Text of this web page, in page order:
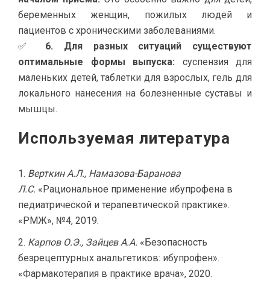
беременных женщин, пожилых людей и
пациентов с хроническими заболеваниями.
✅ 6. Для разных ситуаций существуют
оптимальные формы выпуска: суспензия для
маленьких детей, таблетки для взрослых, гель для
локального нанесения на болезненные суставы и
мышцы.
Используемая литература
Верткин А.Л., Намазова-Баранова
Л.С. «Рациональное применение ибупрофена в
педиатрической и терапевтической практике».
«РМЖ», №4, 2019.
Карпов О.Э., Зайцев А.А. «Безопасность
безрецептурных анальгетиков: ибупрофен».
«Фармакотерапия в практике врача», 2020.